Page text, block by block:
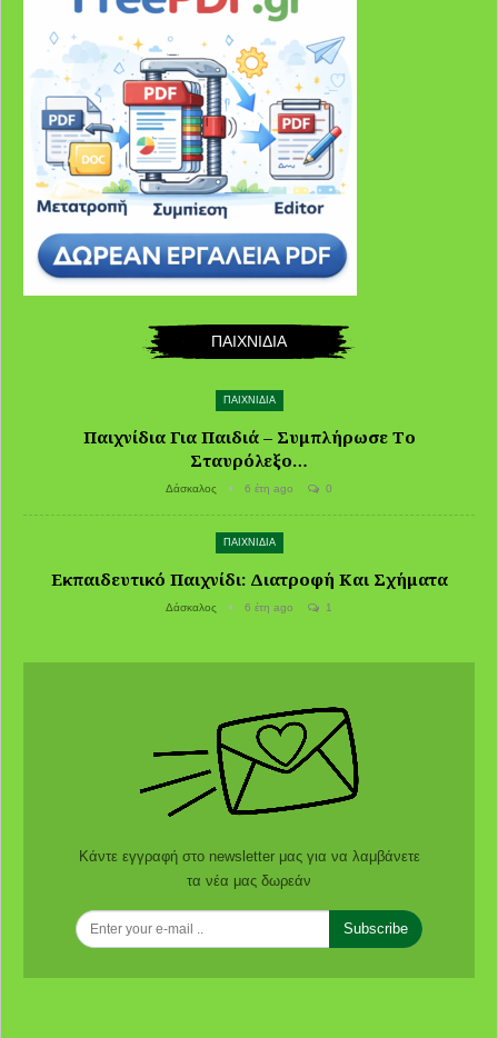
ΠΑΙΧΝΙΔΙΑ
ΠΑΙΧΝΙΔΙΑ
Παιχνίδια Για Παιδιά – Συμπλήρωσε Το
Σταυρόλεξο…
Δάσκαλος 6 έτη ago 0
ΠΑΙΧΝΙΔΙΑ
Εκπαιδευτικό Παιχνίδι: Διατροφή Και Σχήματα
Δάσκαλος 6 έτη ago 1
Κάντε εγγραφή στο newsletter μας για να λαμβάνετε
τα νέα μας δωρεάν
Subscribe